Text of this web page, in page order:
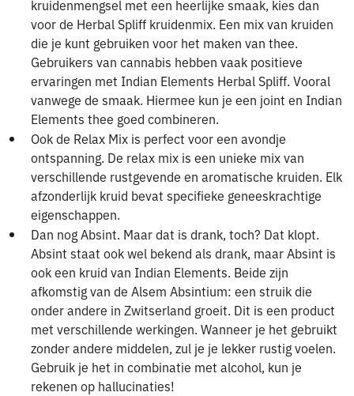
kruidenmengsel met een heerlijke smaak, kies dan
voor de Herbal Spliff kruidenmix. Een mix van kruiden
die je kunt gebruiken voor het maken van thee.
Gebruikers van cannabis hebben vaak positieve
ervaringen met Indian Elements Herbal Spliff. Vooral
vanwege de smaak. Hiermee kun je een joint en Indian
Elements thee goed combineren.
Ook de Relax Mix is perfect voor een avondje
ontspanning. De relax mix is een unieke mix van
verschillende rustgevende en aromatische kruiden. Elk
afzonderlijk kruid bevat specifieke geneeskrachtige
eigenschappen.
Dan nog Absint. Maar dat is drank, toch? Dat klopt.
Absint staat ook wel bekend als drank, maar Absint is
ook een kruid van Indian Elements. Beide zijn
afkomstig van de Alsem Absintium: een struik die
onder andere in Zwitserland groeit. Dit is een product
met verschillende werkingen. Wanneer je het gebruikt
zonder andere middelen, zul je je lekker rustig voelen.
Gebruik je het in combinatie met alcohol, kun je
rekenen op hallucinaties!